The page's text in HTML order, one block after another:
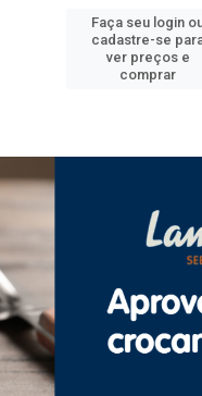
Faça seu login ou
cadastre-se para
ver preços e
comprar